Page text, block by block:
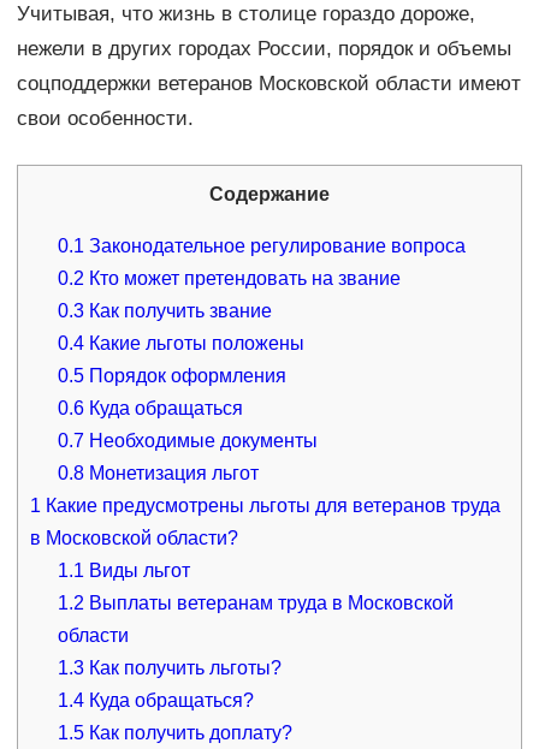
Учитывая, что жизнь в столице гораздо дороже,
нежели в других городах России, порядок и объемы
соцподдержки ветеранов Московской области имеют
свои особенности.
Содержание
0.1 Законодательное регулирование вопроса
0.2 Кто может претендовать на звание
0.3 Как получить звание
0.4 Какие льготы положены
0.5 Порядок оформления
0.6 Куда обращаться
0.7 Необходимые документы
0.8 Монетизация льгот
1 Какие предусмотрены льготы для ветеранов труда
в Московской области?
1.1 Виды льгот
1.2 Выплаты ветеранам труда в Московской
области
1.3 Как получить льготы?
1.4 Куда обращаться?
1.5 Как получить доплату?